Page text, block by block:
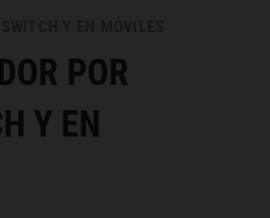
POR
Y EN